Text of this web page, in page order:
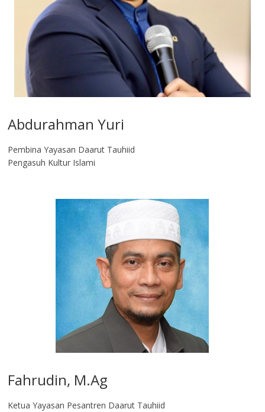
Abdurahman Yuri
Pembina Yayasan Daarut Tauhiid
Pengasuh Kultur Islami
Fahrudin, M.Ag​
Ketua Yayasan Pesantren Daarut Tauhiid